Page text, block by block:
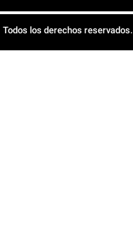
los derechos reservados.